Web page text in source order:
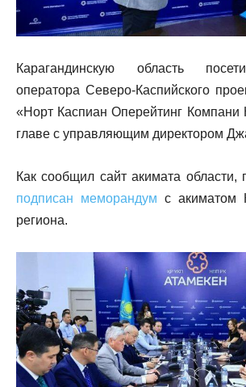
Карагандинскую область
оператора Северо-Каспийского
«Норт Каспиан Оперейтинг
главе с управляющим директором
Как сообщил сайт акимата области,
подписан меморандум с акиматом
региона.